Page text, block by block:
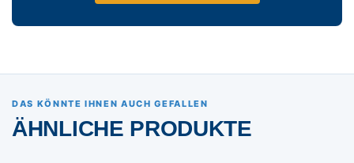
DAS KÖNNTE IHNEN AUCH GEFALLEN
ÄHNLICHE PRODUKTE